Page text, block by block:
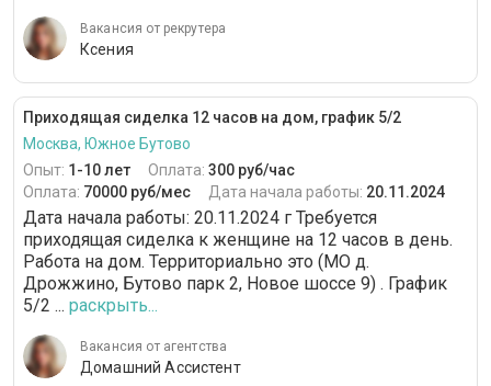
Вакансия от рекрутера
Ксения
Приходящая сиделка 12 часов на дом, график 5/2
Москва, Южное Бутово
Опыт: 1-10 лет Оплата: 300 руб/час
Оплата: 70000 руб/мес Дата начала работы: 20.11.2024
Дата начала работы: 20.11.2024 г Требуется
приходящая сиделка к женщине на 12 часов в день.
Работа на дом. Территориально это (МО д.
Дрожжино, Бутово парк 2, Новое шоссе 9) . График
5/2 ... раскрыть...
Вакансия от агентства
Домашний Ассистент